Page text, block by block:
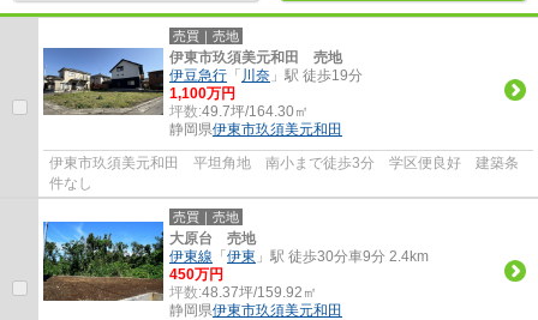
売買｜売地
伊東市玖須美元和田 売地
伊豆急行 「 川奈 」駅 徒歩19分
1,100万円
坪数:49.7坪/164.30㎡
静岡県伊東市玖須美元和田
伊東市玖須美元和田 平坦角地 南小まで徒歩3分 学区便良好 建築条
件なし
売買｜売地
大原台 売地
伊東線 「伊東 」駅 徒歩30分車9分 2.4km
450万円
坪数:48.37坪/159.92㎡
静岡県伊東市玖須美元和田